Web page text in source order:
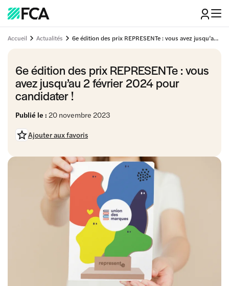
Accueil Actualités 6e édition des prix REPRESENTe : vous avez jusqu’au 2 février 2024 pour candidater !
6e édition des prix REPRESENTe : vous
avez jusqu’au 2 février 2024 pour
candidater !
Publié le : 20 novembre 2023
Ajouter aux favoris